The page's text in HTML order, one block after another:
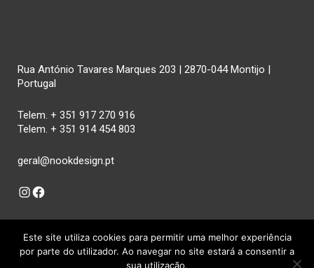
Rua António Tavares Marques 203 | 2870-044 Montijo |
Portugal
Telem. + 351 917 270 916
Telem. + 351 914 454 803
geral@nookdesign.pt
Instagram
Facebook
Este site utiliza cookies para permitir uma melhor experiência
por parte do utilizador. Ao navegar no site estará a consentir a
sua utilização.